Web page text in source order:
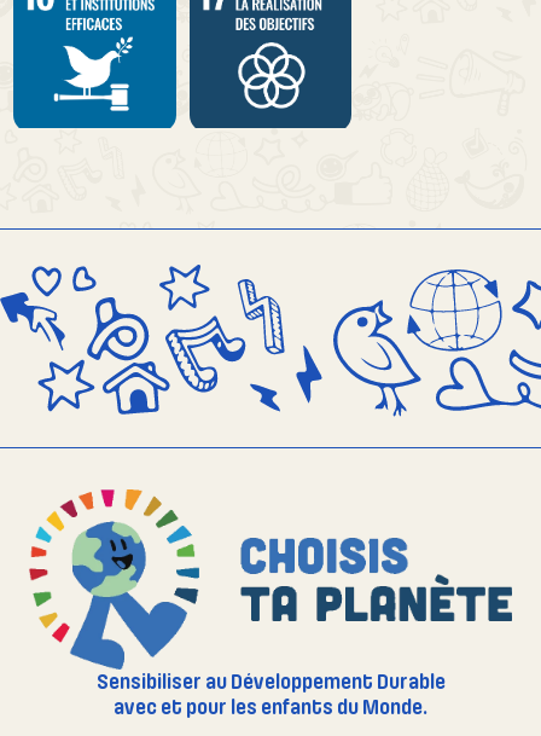
Sensibiliser au Développement Durable
avec et pour les enfants du Monde.